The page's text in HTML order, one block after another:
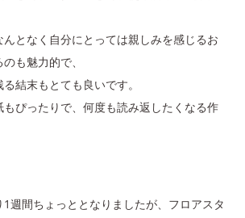
んとなく自分にとっては親しみを感じるお
も魅力的で、
結末もとても良いです。
ぴったりで、何度も読み返したくなる作
週間ちょっととなりましたが、フロアスタ